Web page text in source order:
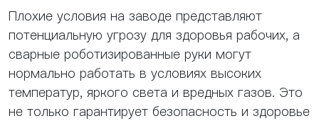
Плохие условия на заводе представляют
потенциальную угрозу для здоровья рабочих, а
сварные роботизированные руки могут
нормально работать в условиях высоких
температур, яркого света и вредных газов. Это
не только гарантирует безопасность и здоровье